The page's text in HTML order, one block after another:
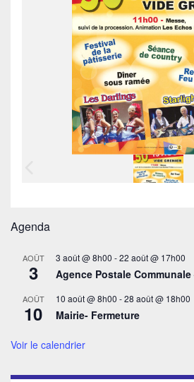
Agenda
AOÛT
3
3 août @ 8h00 -22 août @ 17h00
Agence Postale Communale
AOÛT
10
10 août @ 8h00 -28 août @ 18h00
Mairie- Fermeture
Voir le calendrier